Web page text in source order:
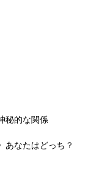
秘的な関係
あなたはどっち？